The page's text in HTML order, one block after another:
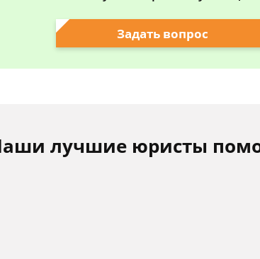
Задать вопрос
лучшие юристы